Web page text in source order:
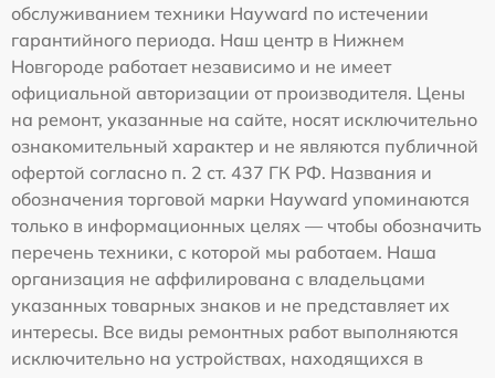
обслуживанием техники Hayward по истечении
гарантийного периода. Наш центр в Нижнем
Новгороде работает независимо и не имеет
официальной авторизации от производителя. Цены
на ремонт, указанные на сайте, носят исключительно
ознакомительный характер и не являются публичной
офертой согласно п. 2 ст. 437 ГК РФ. Названия и
обозначения торговой марки Hayward упоминаются
только в информационных целях — чтобы обозначить
перечень техники, с которой мы работаем. Наша
организация не аффилирована с владельцами
указанных товарных знаков и не представляет их
интересы. Все виды ремонтных работ выполняются
исключительно на устройствах, находящихся в